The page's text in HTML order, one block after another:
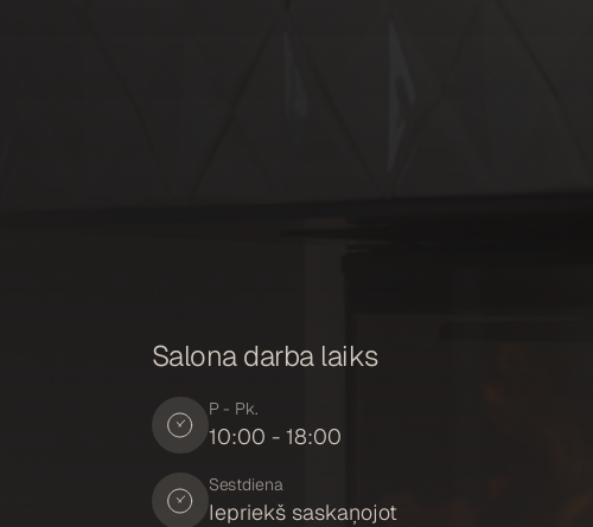
Salona darba laiks
P - Pk.
10:00 - 18:00
Sestdiena
Iepriekš saskaņojot